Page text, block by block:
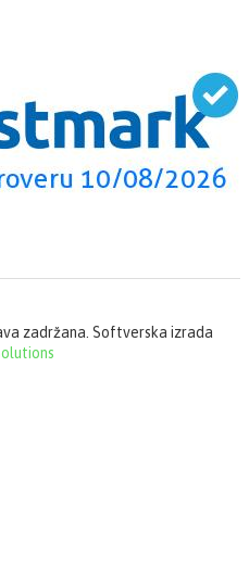
zadržana. Softverska izrada